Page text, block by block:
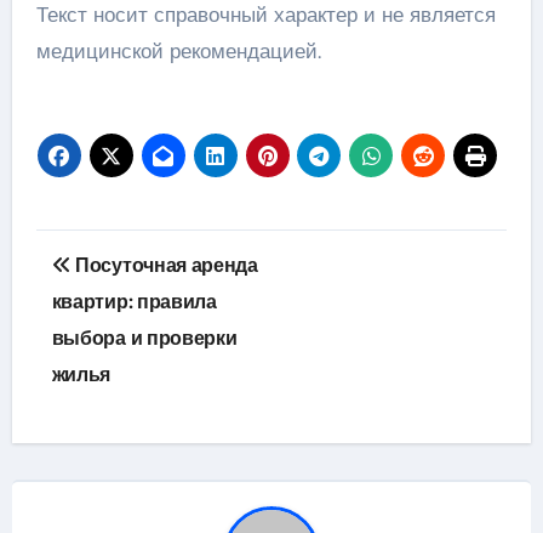
Текст носит справочный характер и не является
медицинской рекомендацией.
Навигация
по
записям
Посуточная аренда
квартир: правила
выбора и проверки
жилья